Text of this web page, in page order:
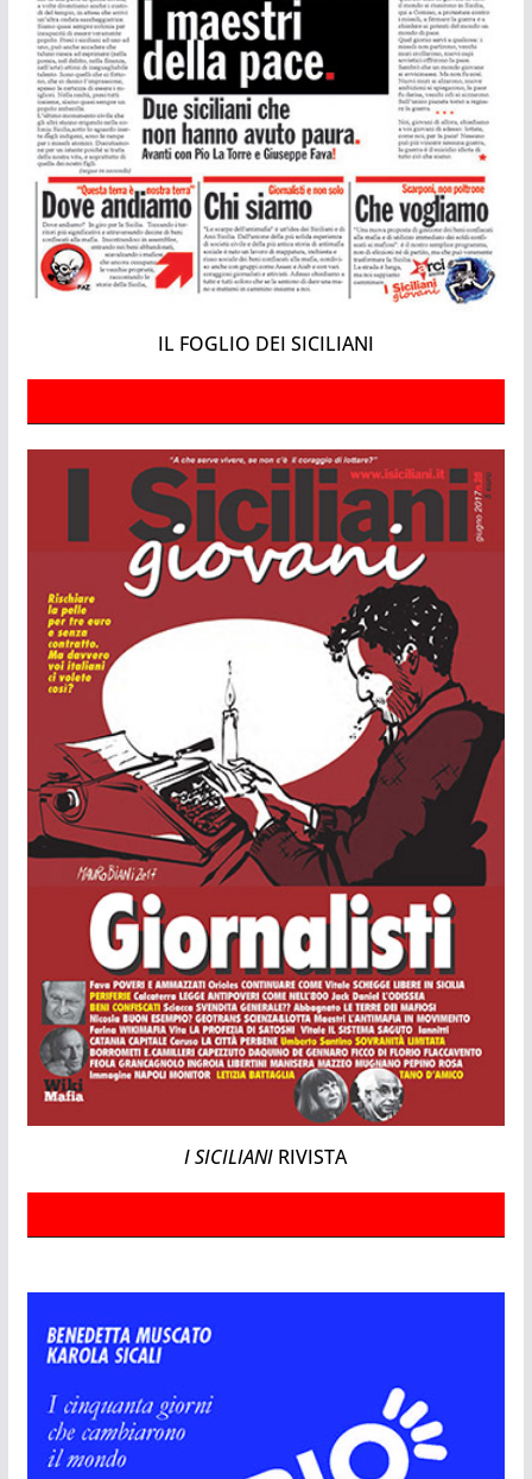
IL FOGLIO DEI SICILIANI
I SICILIANI RIVISTA